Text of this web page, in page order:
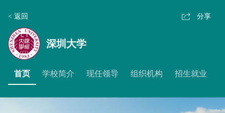
< 返回 分享
深圳大学
首页 学校简介 现任领导 组织机构 招生就业